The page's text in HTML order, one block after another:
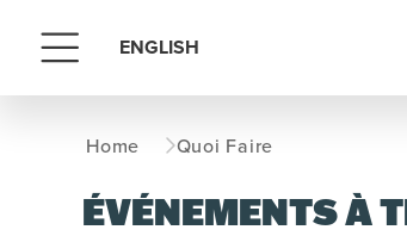
Menu ENGLISH
Home Quoi Faire
ÉVÉNEMENTS À